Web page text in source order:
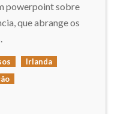
powerpoint sobre
que abrange os
Irlanda